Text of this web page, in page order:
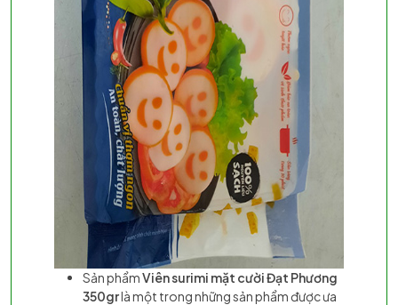
Sản phẩmViên surimi mặt cười Đạt Phương
350grlà một trong những sản phẩm được ưa